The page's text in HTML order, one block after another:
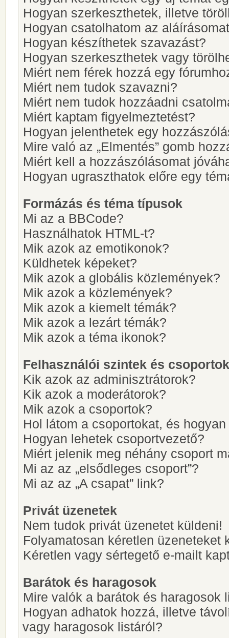
Hogyan szerkeszthetek, illetve
Hogyan csatolhatom az
Hogyan készíthetek szavazást?
Hogyan szerkeszthetek vagy
Miért nem férek hozzá egy
Miért nem tudok szavazni?
Miért nem tudok hozzáadni
Miért kaptam figyelmeztetést?
Hogyan jelenthetek egy
Mire való az „Elmentés” gomb
Miért kell a hozzászólásomat
Hogyan ugraszthatok előre egy
Formázás és téma típusok
Mi az a BBCode?
Használhatok HTML-t?
Mik azok az emotikonok?
Küldhetek képeket?
Mik azok a globális közlemények?
Mik azok a közlemények?
Mik azok a kiemelt témák?
Mik azok a lezárt témák?
Mik azok a téma ikonok?
Felhasználói szintek és csoportok
Kik azok az adminisztrátorok?
Kik azok a moderátorok?
Mik azok a csoportok?
Hol látom a csoportokat, és
Hogyan lehetek csoportvezető?
Miért jelenik meg néhány csoport
Mi az az „elsődleges csoport”?
Mi az az „A csapat” link?
Privát üzenetek
Nem tudok privát üzenetet küldeni!
Folyamatosan kéretlen üzeneteket
Kéretlen vagy sértegető e-mailt
Barátok és haragosok
Mire valók a barátok és haragosok
Hogyan adhatok hozzá, illetve
vagy haragosok listáról?